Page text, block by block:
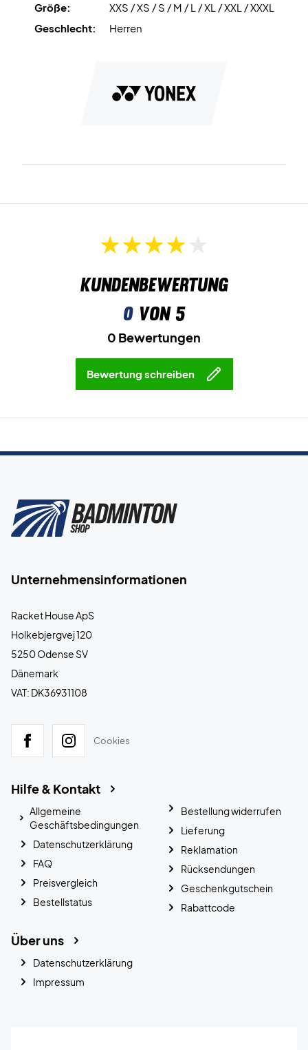
Größe:
XXS / XS / S / M / L / XL / XXL / XXXL
Geschlecht:
Herren
Kundenbewertung
0von 5
0 Bewertungen
Bewertung schreiben
Unternehmensinformationen
Racket House ApS
Holkebjergvej 120
5250 Odense SV
Dänemark
VAT: DK36931108
Cookies
Hilfe & Kontakt
Allgemeine
Geschäftsbedingungen
Datenschutzerklärung
FAQ
Preisvergleich
Bestellstatus
Bestellung widerrufen
Lieferung
Reklamation
Rücksendungen
Geschenkgutschein
Rabattcode
Über uns
Datenschutzerklärung
Impressum